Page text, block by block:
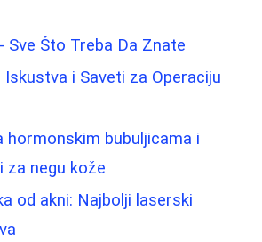
Sve Što Treba Da Znate
i Saveti za Operaciju
hormonskim bubuljicama i
za negu kože
od akni: Najbolji laserski